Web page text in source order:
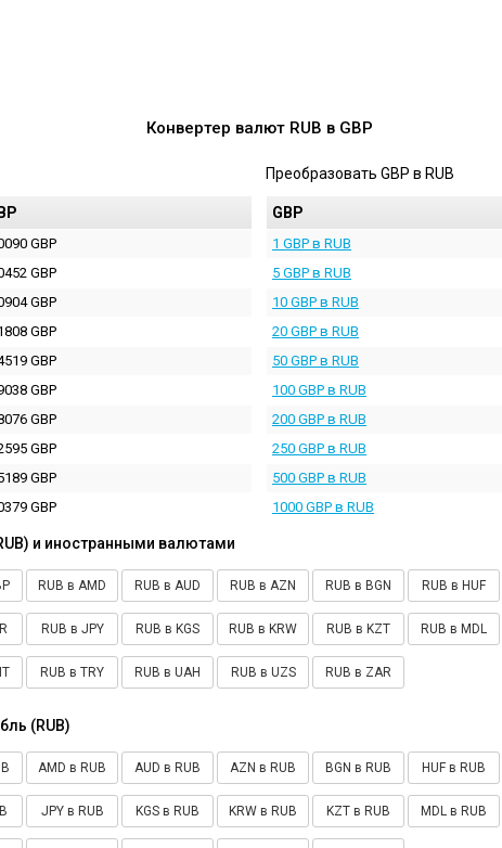
Конвертер валют RUB в GBP
GBP
GBP
GBP
GBP
GBP
GBP
GBP
GBP
GBP
GBP
Преобразовать GBP в RUB
GBP
1 GBP в RUB
5 GBP в RUB
10 GBP в RUB
20 GBP в RUB
50 GBP в RUB
100 GBP в RUB
200 GBP в RUB
250 GBP в RUB
500 GBP в RUB
1000 GBP в RUB
и иностранными валютами
RUB в AMD RUB в AUD RUB в AZN RUB в BGN RUB в HUF
RUB в JPY RUB в KGS RUB в KRW RUB в KZT RUB в MDL
RUB в TRY RUB в UAH RUB в UZS RUB в ZAR
(RUB)
AMD в RUB AUD в RUB AZN в RUB BGN в RUB HUF в RUB
JPY в RUB KGS в RUB KRW в RUB KZT в RUB MDL в RUB